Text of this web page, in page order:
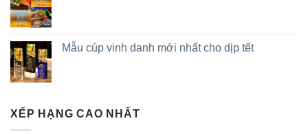
Mẫu cúp vinh danh mới nhất cho dịp tết
XẾP HẠNG CAO NHẤT